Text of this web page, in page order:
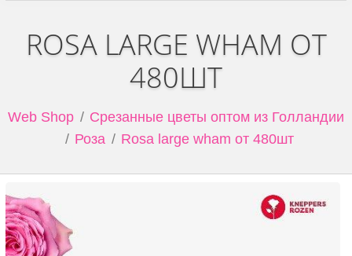
ROSA LARGE WHAM ОТ
480ШТ
Web Shop
Срезанные цветы оптом из Голландии
Роза
Rosa large wham от 480шт